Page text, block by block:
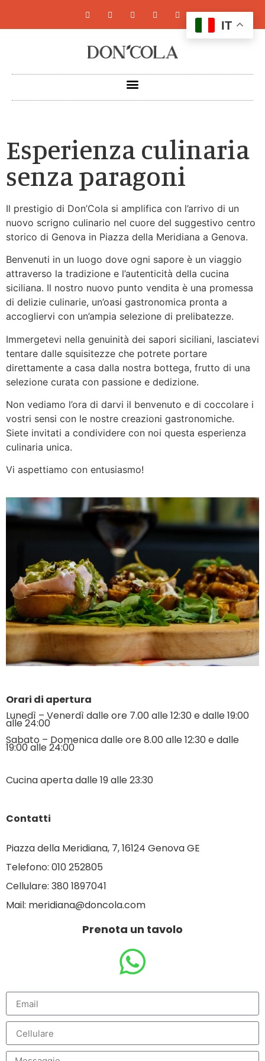
Esperienza culinaria
senza paragoni
Il prestigio di Don’Cola si amplifica con l’arrivo di un
nuovo scrigno culinario nel cuore del suggestivo centro
storico di Genova in Piazza della Meridiana a Genova.
Benvenuti in un luogo dove ogni sapore è un viaggio
attraverso la tradizione e l’autenticità della cucina
siciliana. Il nostro nuovo punto vendita è una promessa
di delizie culinarie, un’oasi gastronomica pronta a
accogliervi con un’ampia selezione di prelibatezze.
Immergetevi nella genuinità dei sapori siciliani, lasciatevi
tentare dalle squisitezze che potrete portare
direttamente a casa dalla nostra bottega, frutto di una
selezione curata con passione e dedizione.
Non vediamo l’ora di darvi il benvenuto e di coccolare i
vostri sensi con le nostre creazioni gastronomiche.
Siete invitati a condividere con noi questa esperienza
culinaria unica.
Vi aspettiamo con entusiasmo!
Orari di apertura
Lunedì – Venerdì dalle ore 7.00 alle 12:30 e dalle 19:00
alle 24:00
Sabato – Domenica dalle ore 8.00 alle 12:30 e dalle
19:00 alle 24:00
Cucina aperta dalle 19 alle 23:30
Contatti
Piazza della Meridiana, 7, 16124 Genova GE
Telefono: 010 252805
Cellulare: 380 1897041
Mail: meridiana@doncola.com
Prenota un tavolo
IT